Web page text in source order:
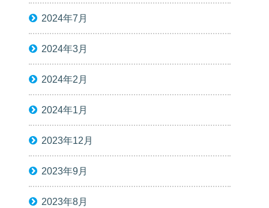
2024年7月
2024年3月
2024年2月
2024年1月
2023年12月
2023年9月
2023年8月